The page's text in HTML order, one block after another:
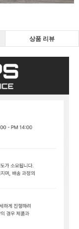
상품 리뷰